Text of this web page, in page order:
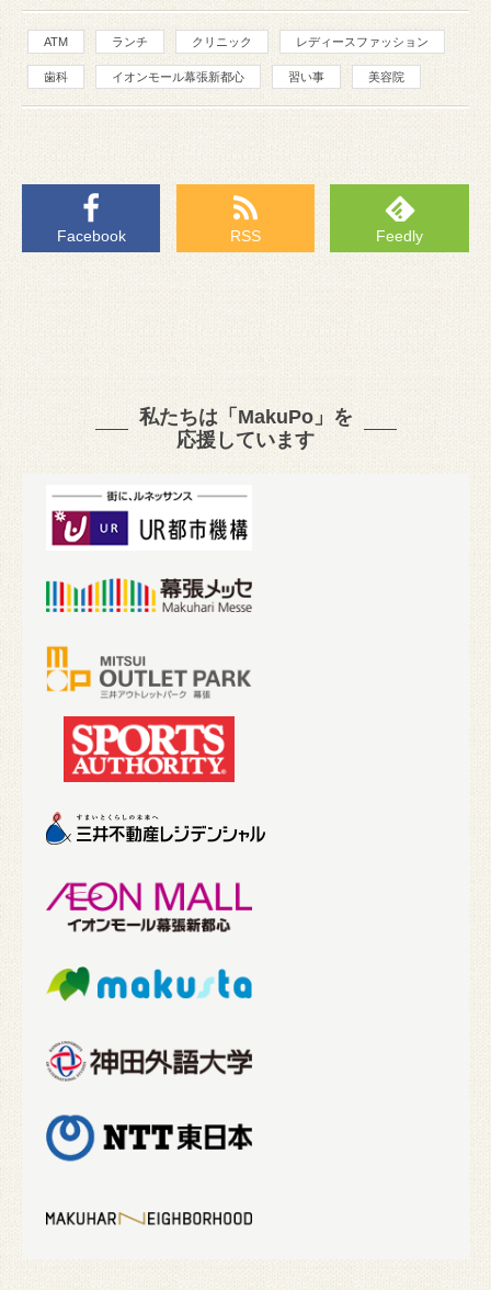
ATM ランチ クリニック レディースファッション
歯科 イオンモール幕張新都心 習い事 美容院
Facebook RSS Feedly
私たちは「MakuPo」を
応援しています